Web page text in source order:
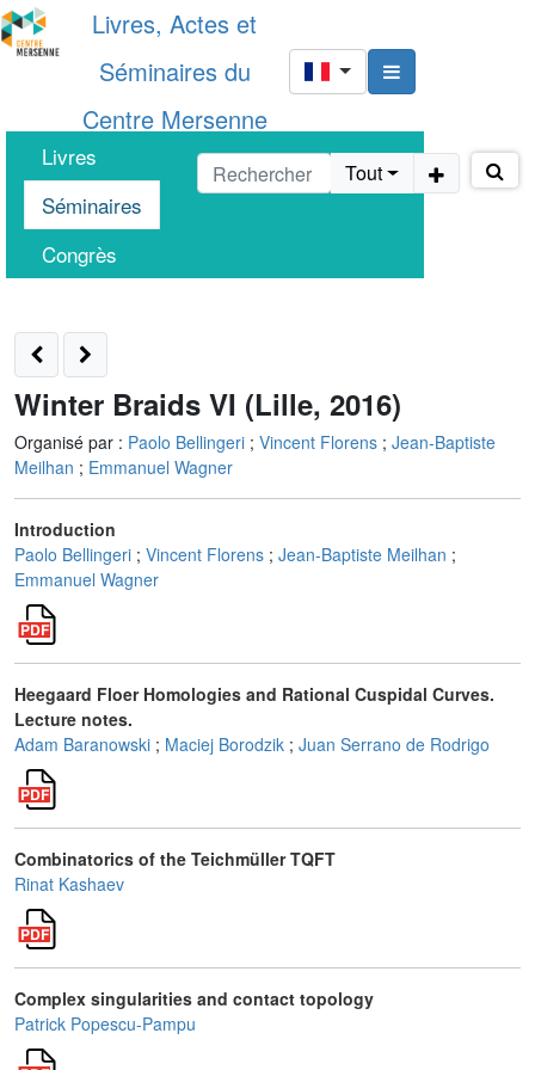
Livres, Actes et
Séminaires du
Centre Mersenne
Livres
Séminaires
Congrès
Tout
Winter Braids VI (Lille, 2016)
Organisé par : Paolo Bellingeri ; Vincent Florens ; Jean-Baptiste
Meilhan ; Emmanuel Wagner
Introduction
Paolo Bellingeri ; Vincent Florens ; Jean-Baptiste Meilhan ;
Emmanuel Wagner
Heegaard Floer Homologies and Rational Cuspidal Curves.
Lecture notes.
Adam Baranowski ; Maciej Borodzik ; Juan Serrano de Rodrigo
Combinatorics of the Teichmüller TQFT
Rinat Kashaev
Complex singularities and contact topology
Patrick Popescu-Pampu